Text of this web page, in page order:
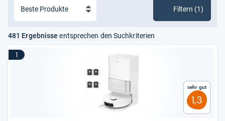
Filtern (1)
481 Ergebnisse entsprechen den Suchkriterien
1
Sehr gut
1,3